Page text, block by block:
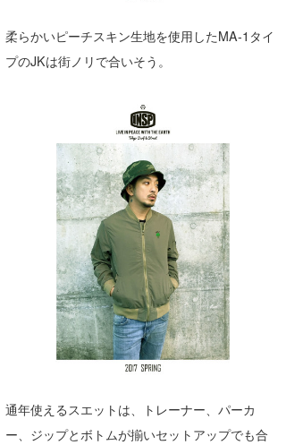
柔らかいピーチスキン生地を使用したMA-1タイ
プのJKは街ノリで合いそう。
通年使えるスエットは、トレーナー、パーカ
ー、ジップとボトムが揃いセットアップでも合
米山予報士
wanda
banpaku
Mr.K
chappy
Romisea